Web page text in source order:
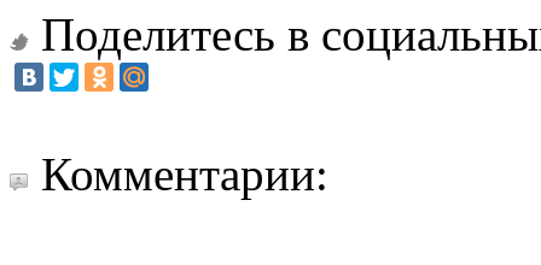
Поделитесь в
Комментарии: